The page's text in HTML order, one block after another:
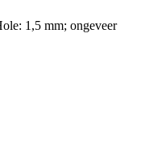
1,5 mm; ongeveer